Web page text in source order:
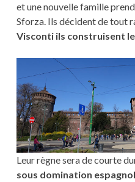
et une nouvelle famille
Sforza. Ils décident de tout
Visconti ils construisent
Leur règne sera de courte
sous domination